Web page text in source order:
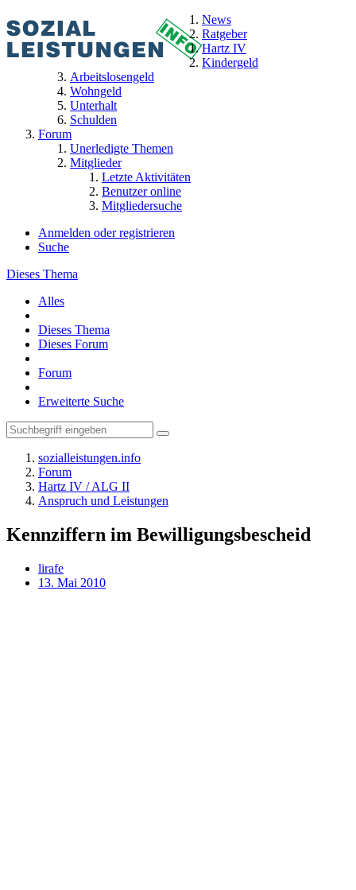
News
Ratgeber
Hartz IV
Kindergeld
Arbeitslosengeld
Wohngeld
Unterhalt
Schulden
Forum
Unerledigte Themen
Mitglieder
Letzte Aktivitäten
Benutzer online
Mitgliedersuche
Anmelden oder registrieren
Suche
Dieses Thema
Alles
Dieses Thema
Dieses Forum
Forum
Erweiterte Suche
sozialleistungen.info
Forum
Hartz IV / ALG II
Anspruch und Leistungen
Kennziffern im Bewilligungsbescheid
lirafe
13. Mai 2010